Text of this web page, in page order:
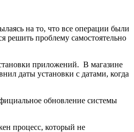
на то, что все операции были
проблему самостоятельно
приложений. В магазине
даты установки с датами, когда
обновление системы
процесс, который не